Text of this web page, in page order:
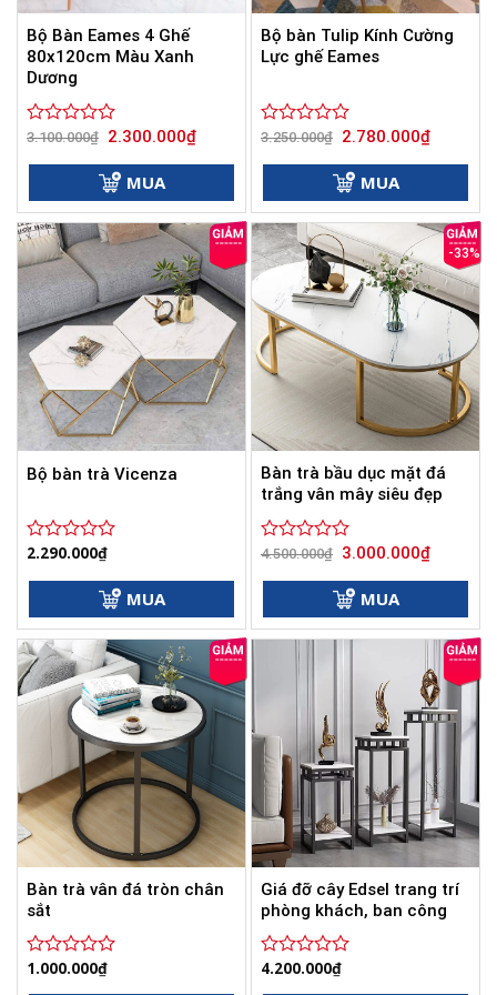
Bộ Bàn Eames 4 Ghế
80x120cm Màu Xanh
Dương
Được
5
sao
3.100.000₫ Giá
gốc
là:
3.100.000₫.
2.300.000₫Giá
hiện
tại
MUA
Bộ bàn Tulip Kính Cường
Lực ghế Eames
Được
5
sao
3.250.000₫ Giá
gốc
là:
3.250.000₫.
2.780.000₫Giá
hiện
tại
MUA
Bộ bàn trà Vicenza
Được
5
sao
2.290.000₫
MUA
-33%
Bàn trà bầu dục mặt đá
trắng vân mây siêu đẹp
Được
5
sao
4.500.000₫ Giá
gốc
là:
4.500.000₫.
3.000.000₫Giá
hiện
tại
MUA
Bàn trà vân đá tròn chân
sắt
Được
1.000.000₫
Giá đỡ cây Edsel trang trí
phòng khách, ban công
Được
4.200.000₫